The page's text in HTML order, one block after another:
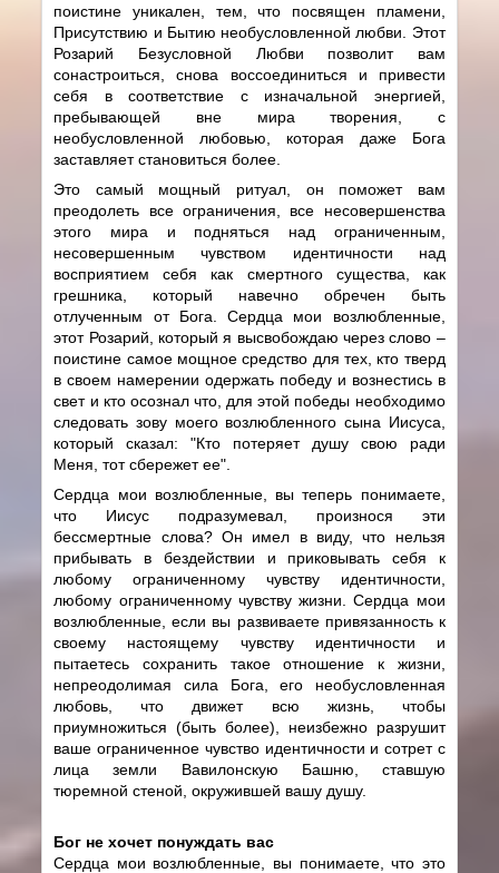
поистине уникален, тем, что посвящен пламени,
Присутствию и Бытию необусловленной любви. Этот
Розарий Безусловной Любви позволит вам
сонастроиться, снова воссоединиться и привести
себя в соответствие с изначальной энергией,
пребывающей вне мира творения, с
необусловленной любовью, которая даже Бога
заставляет становиться более.
Это самый мощный ритуал, он поможет вам
преодолеть все ограничения, все несовершенства
этого мира и подняться над ограниченным,
несовершенным чувством идентичности над
восприятием себя как смертного существа, как
грешника, который навечно обречен быть
отлученным от Бога. Сердца мои возлюбленные,
этот Розарий, который я высвобождаю через слово –
поистине самое мощное средство для тех, кто тверд
в своем намерении одержать победу и вознестись в
свет и кто осознал что, для этой победы необходимо
следовать зову моего возлюбленного сына Иисуса,
который сказал: "Кто потеряет душу свою ради
Меня, тот сбережет ее".
Сердца мои возлюбленные, вы теперь понимаете,
что Иисус подразумевал, произнося эти
бессмертные слова? Он имел в виду, что нельзя
прибывать в бездействии и приковывать себя к
любому ограниченному чувству идентичности,
любому ограниченному чувству жизни. Сердца мои
возлюбленные, если вы развиваете привязанность к
своему настоящему чувству идентичности и
пытаетесь сохранить такое отношение к жизни,
непреодолимая сила Бога, его необусловленная
любовь, что движет всю жизнь, чтобы
приумножиться (быть более), неизбежно разрушит
ваше ограниченное чувство идентичности и сотрет с
лица земли Вавилонскую Башню, ставшую
тюремной стеной, окружившей вашу душу.
Бог не хочет понуждать вас
Сердца мои возлюбленные, вы понимаете, что это